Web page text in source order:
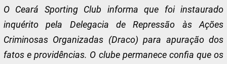
O Ceará Sporting Club informa que foi instaurado
inquérito pela Delegacia de Repressão às Ações
Criminosas Organizadas (Draco) para apuração dos
fatos e providências. O clube permanece confia que os